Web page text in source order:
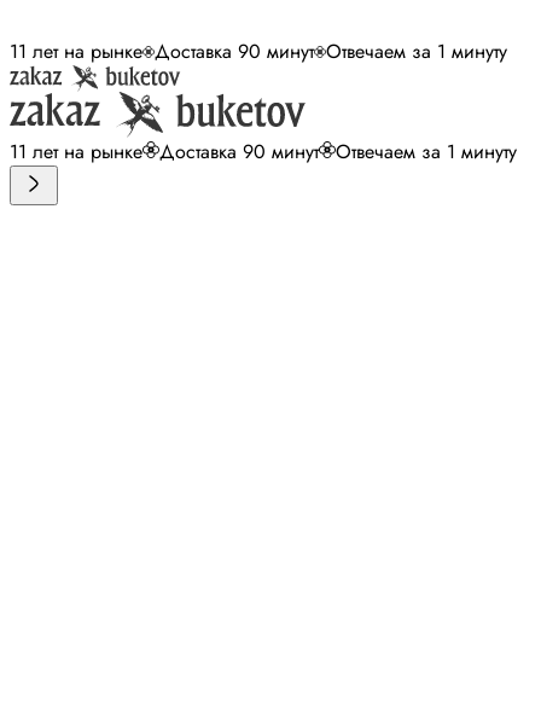
11 лет на рынке Доставка 90 минут Отвечаем за 1 минуту
11 лет на рынке Доставка 90 минут Отвечаем за 1 минуту